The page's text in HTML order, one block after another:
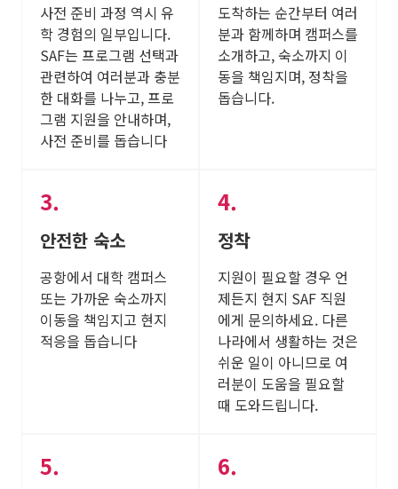
사전 준비 과정 역시 유
학 경험의 일부입니다.
SAF는 프로그램 선택과
관련하여 여러분과 충분
한 대화를 나누고, 프로
그램 지원을 안내하며,
사전 준비를 돕습니다
도착하는 순간부터 여러
분과 함께하며 캠퍼스를
소개하고, 숙소까지 이
동을 책임지며, 정착을
돕습니다.
안전한 숙소
공항에서 대학 캠퍼스
또는 가까운 숙소까지
이동을 책임지고 현지
적응을 돕습니다
정착
지원이 필요할 경우 언
제든지 현지 SAF 직원
에게 문의하세요. 다른
나라에서 생활하는 것은
쉬운 일이 아니므로 여
러분이 도움을 필요할
때 도와드립니다.